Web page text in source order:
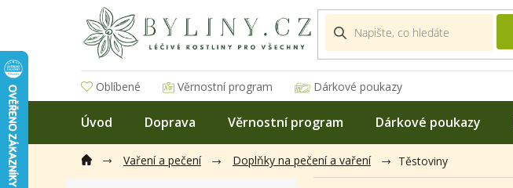
Oblíbené Věrnostní program Dárkové poukazy
Úvod Doprava Věrnostní program Dárkové poukazy
Vaření a pečení Doplňky na pečení a vaření Těstoviny